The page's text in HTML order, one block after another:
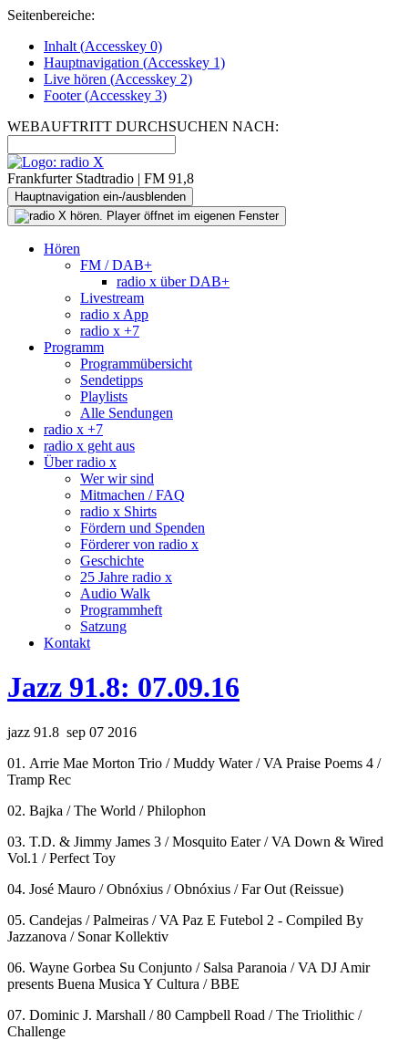
Seitenbereiche:
Inhalt (Accesskey 0)
Hauptnavigation (Accesskey 1)
Live hören (Accesskey 2)
Footer(Accesskey 3)
WEBAUFTRITT DURCHSUCHEN NACH:
Frankfurter Stadtradio | FM 91,8
Hauptnavigation ein-/ausblenden
Hören
FM / DAB+
radio x über DAB+
Livestream
radio x App
radio x +7
Programm
Programmübersicht
Sendetipps
Playlists
Alle Sendungen
radio x +7
radio x geht aus
Über radio x
Wer wir sind
Mitmachen / FAQ
radio x Shirts
Fördern und Spenden
Förderer von radio x
Geschichte
25 Jahre radio x
Audio Walk
Programmheft
Satzung
Kontakt
Jazz 91.8: 07.09.16
jazz 91.8 sep 07 2016
01. Arrie Mae Morton Trio / Muddy Water / VA Praise Poems 4 /
Tramp Rec
02. Bajka / The World / Philophon
03. T.D. & Jimmy James 3 / Mosquito Eater / VA Down & Wired
Vol.1 / Perfect Toy
04. José Mauro / Obnóxius / Obnóxius / Far Out (Reissue)
05. Candejas / Palmeiras / VA Paz E Futebol 2 - Compiled By
Jazzanova / Sonar Kollektiv
06. Wayne Gorbea Su Conjunto / Salsa Paranoia / VA DJ Amir
presents Buena Musica Y Cultura / BBE
07. Dominic J. Marshall / 80 Campbell Road / The Triolithic /
Challenge